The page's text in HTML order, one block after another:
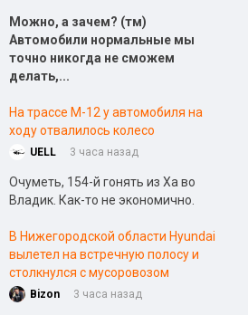
Можно, а зачем? (тм)
Автомобили нормальные мы
точно никогда не сможем
делать,...
На трассе М-12 у автомобиля на
ходу отвалилось колесо
UELL 3 часа назад
Очуметь, 154-й гонять из Ха во
Владик. Как-то не экономично.
В Нижегородской области Hyundai
вылетел на встречную полосу и
столкнулся с мусоровозом
Bizon 3 часа назад